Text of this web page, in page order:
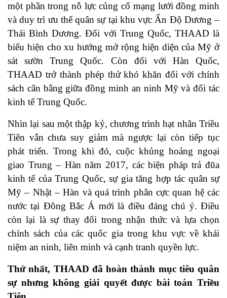
một phần trong nỗ lực củng cố mạng lưới đồng minh
và duy trì ưu thế quân sự tại khu vực Ấn Độ Dương –
Thái Bình Dương. Đối với Trung Quốc, THAAD là
biểu hiện cho xu hướng mở rộng hiện diện của Mỹ ở
sát sườn Trung Quốc. Còn đối với Hàn Quốc,
THAAD trở thành phép thử khó khăn đối với chính
sách cân bằng giữa đồng minh an ninh Mỹ và đối tác
kinh tế Trung Quốc.
Nhìn lại sau một thập kỷ, chương trình hạt nhân Triều
Tiên vẫn chưa suy giảm mà ngược lại còn tiếp tục
phát triển. Trong khi đó, cuộc khủng hoảng ngoại
giao Trung – Hàn năm 2017, các biện pháp trả đũa
kinh tế của Trung Quốc, sự gia tăng hợp tác quân sự
Mỹ – Nhật – Hàn và quá trình phân cực quan hệ các
nước tại Đông Bắc Á mới là điều đáng chú ý. Điều
còn lại là sự thay đổi trong nhận thức và lựa chọn
chính sách của các quốc gia trong khu vực về khái
niệm an ninh, liên minh và cạnh tranh quyền lực.
Thứ nhất, THAAD đã hoàn thành mục tiêu quân
sự nhưng không giải quyết được bài toán Triều